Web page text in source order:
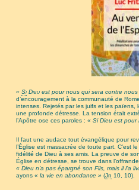
« SiDieuest pour nous qui sera contre nous
d’encouragement à la communauté de
intenses. Rejetés par les juifs et les païens,
une profonde détresse. La tension était
l’Apôtre ose ces paroles : « Si Dieu est pour
Il faut une audace tout évangélique pour
l’Église est massacrée de toute part. C’est
fidélité de Dieu à ses amis. La preuve de
Église en détresse, se trouve dans
« Dieu n’a pas épargné son Fils, mais il l’a
ayons « la vie en abondance » (Jn 10, 10).